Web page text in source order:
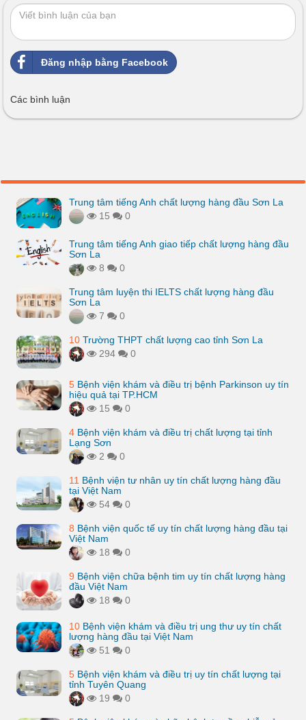
Đăng nhập bằng Facebook
Các bình luận
Trung tâm tiếng Anh chất lượng hàng đầu Sơn La
15
0
Trung tâm tiếng Anh giao tiếp chất lượng hàng đầu
Sơn La
8
0
Trung tâm luyện thi IELTS chất lượng hàng đầu
Sơn La
7
0
10 Trường THPT chất lượng cao tỉnh Sơn La
294
0
5 Bệnh viện khám và điều trị bệnh Parkinson uy tín
hiệu quả tại TP.HCM
15
0
4 Bệnh viện khám và điều trị chất lượng tại tỉnh
Lạng Sơn
2
0
11 Bệnh viện tư nhân uy tín chất lượng hàng đầu
tại Việt Nam
54
0
8 Bệnh viện quốc tế uy tín chất lượng hàng đầu tại
Việt Nam
18
0
9 Bệnh viện chữa bệnh tim uy tín chất lượng hàng
đầu Việt Nam
18
0
10 Bệnh viện khám và điều trị ung thư uy tín chất
lượng hàng đầu tại Việt Nam
51
0
5 Bệnh viện khám và điều trị uy tín chất lượng tại
tỉnh Tuyên Quang
19
0